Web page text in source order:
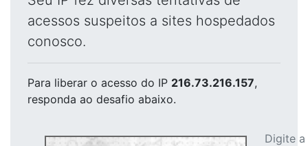
acessos suspeitos a sites hospedados
conosco.
Para liberar o acesso do IP 216.73.216.157,
responda ao desafio abaixo.
Digite